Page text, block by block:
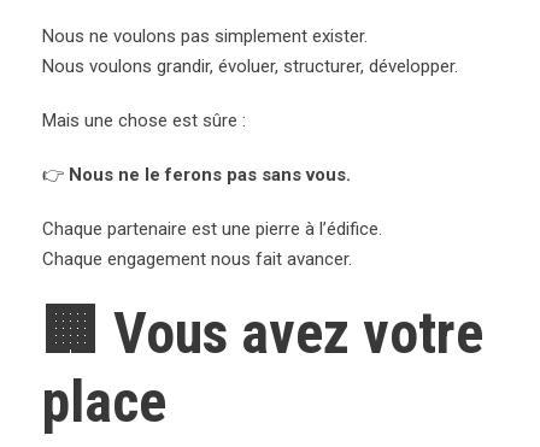
Nous ne voulons pas simplement exister.
Nous voulons grandir, évoluer, structurer, développer.
Mais une chose est sûre :
👉 Nous ne le ferons pas sans vous.
Chaque partenaire est une pierre à l’édifice.
Chaque engagement nous fait avancer.
🏢 Vous avez votre
place